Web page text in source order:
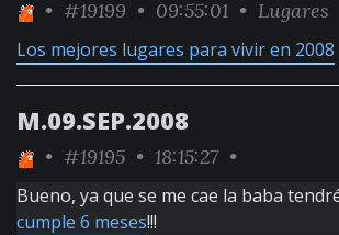
• #19199 • 09:55:01 • Lugares
Los mejores lugares para vivir en 2008
M.09.SEP.2008
• #19195 • 18:15:27 •
Bueno, ya que se me cae la baba
cumple 6 meses!!!